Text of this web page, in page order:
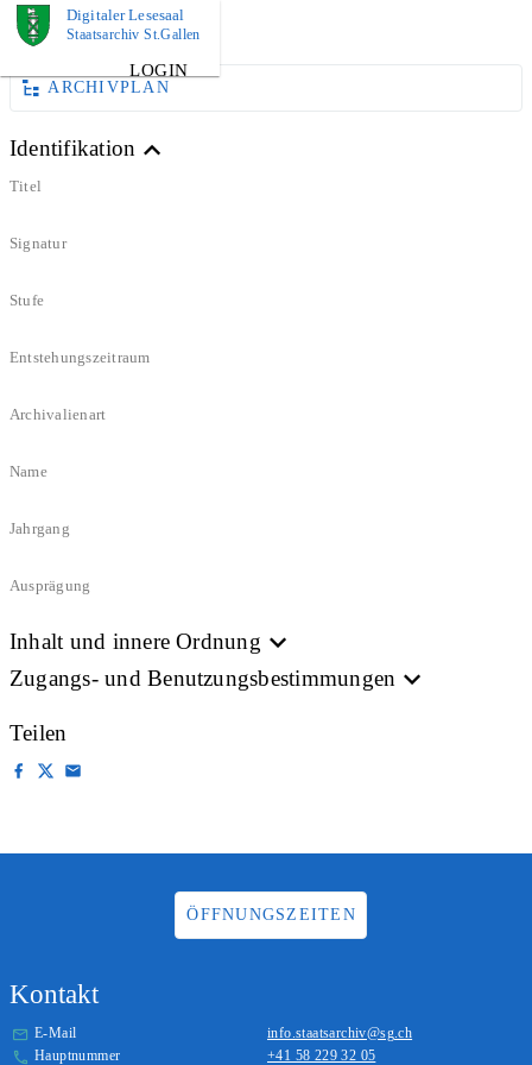
Digitaler Lesesaal
Staatsarchiv St.Gallen
LOGIN
DOKUMENT
ARCHIVPLAN
Identifikation
Titel
Signatur
Stufe
Entstehungszeitraum
Archivalienart
Name
Jahrgang
Ausprägung
Inhalt und innere Ordnung
Zugangs- und Benutzungsbestimmungen
Teilen
ÖFFNUNGSZEITEN
Kontakt
E-Mail
info.staatsarchiv@sg.ch
Hauptnummer
+41 58 229 32 05